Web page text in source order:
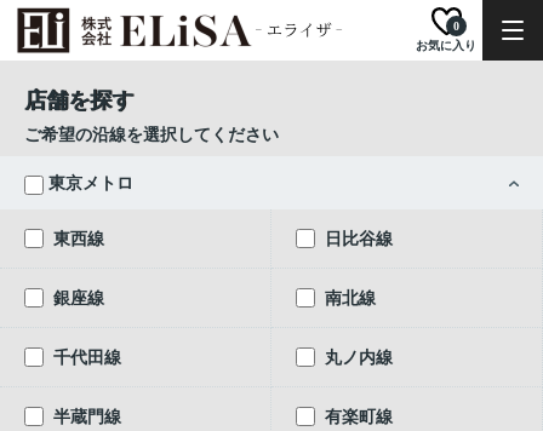
お気に入り
0
店舗を探す
ご希望の沿線を選択してください
東京メトロ
東西線 日比谷線
銀座線 南北線
千代田線 丸ノ内線
半蔵門線 有楽町線